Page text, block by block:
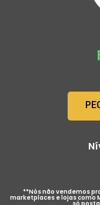
**Nós não vendemos
marketplaces e lojas como